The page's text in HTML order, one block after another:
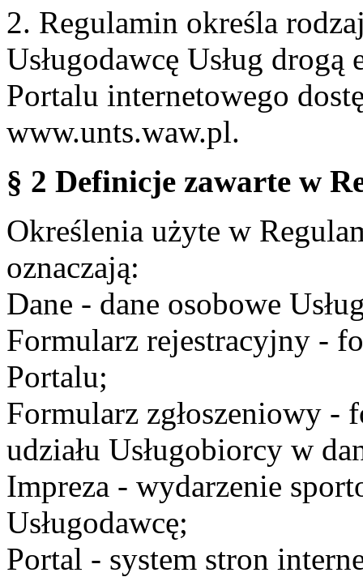
2. Regulamin określa
Usługodawcę Usług
Portalu internetowego
www.unts.waw.pl.
§ 2 Definicje zawarte w
Określenia użyte w
oznaczają:
Dane - dane osobowe
Formularz rejestracyjny -
Portalu;
Formularz zgłoszeniowy -
udziału Usługobiorcy w
Impreza - wydarzenie
Usługodawcę;
Portal - system stron